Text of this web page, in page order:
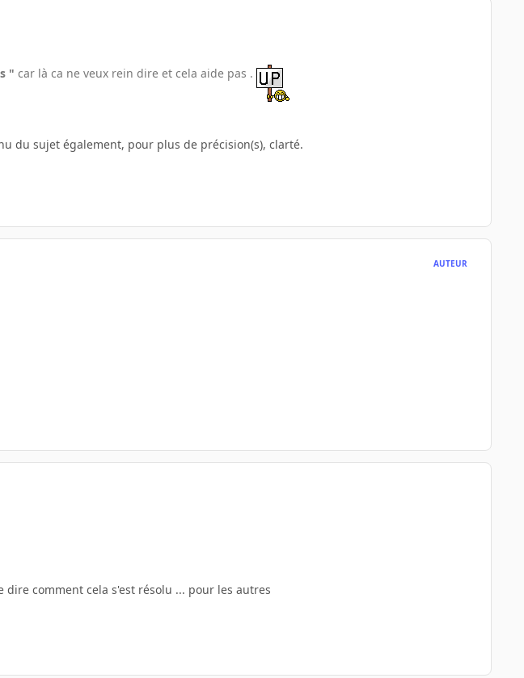
" car là ca ne veux rein dire et cela aide pas .
du sujet également, pour plus de précision(s), clarté.
AUTEUR
comment cela s'est résolu ... pour les autres